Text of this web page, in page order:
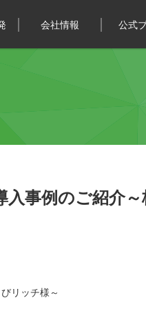
会社情報 公式
事例のご紹介～
リッチ様～